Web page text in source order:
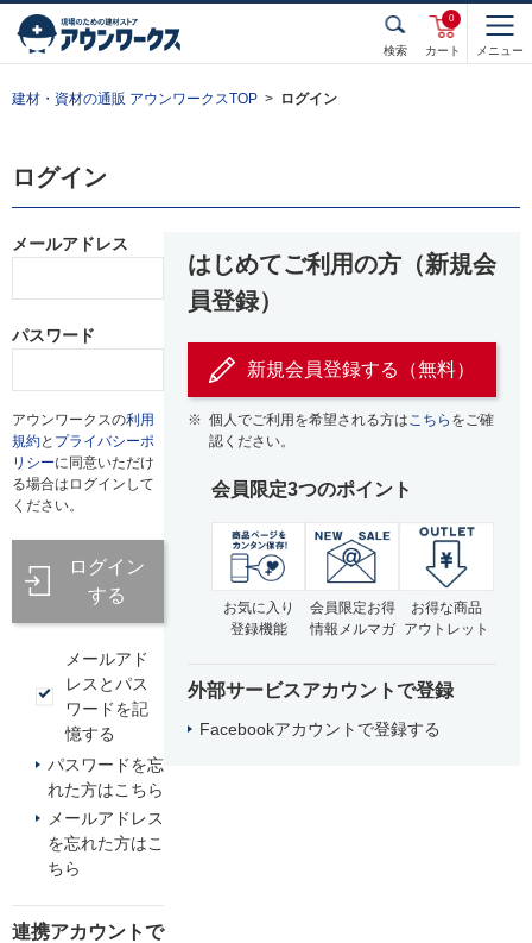
検索 カート
0
メニュー
建材・資材の通販 アウンワークスTOP ログイン
ログイン
メールアドレス
パスワード
アウンワークスの利用
規約と プライバシーポ
リシーに同意いただけ
る場合はログインして
ください。
ログイン
する
メールアド
レスとパス
ワードを記
憶する
パスワードを忘
れた方はこちら
メールアドレス
を忘れた方はこ
ちら
連携アカウントで
はじめてご利用の方（新規会
員登録）
新規会員登録する（無料）
※ 個人でご利用を希望される方はこちら をご確
認ください。
会員限定3つのポイント
お気に入り
登録機能
会員限定お得
情報メルマガ
お得な商品
アウトレット
外部サービスアカウントで登録
Facebookアカウントで登録する